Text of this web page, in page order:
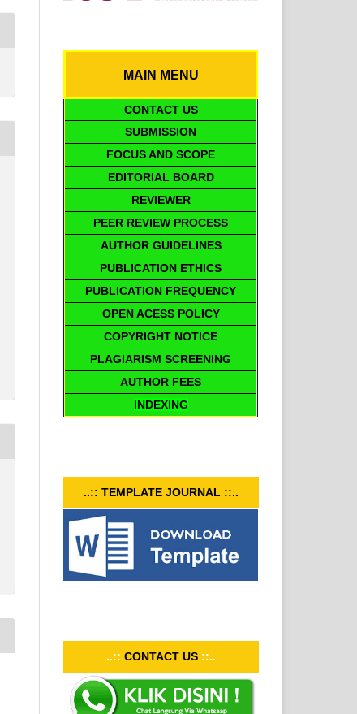
MAIN MENU
CONTACT US
SUBMISSION
FOCUS AND SCOPE
EDITORIAL BOARD
REVIEWER
PEER REVIEW PROCESS
AUTHOR GUIDELINES
PUBLICATION ETHICS
PUBLICATION FREQUENCY
OPEN ACESS POLICY
COPYRIGHT NOTICE
PLAGIARISM SCREENING
AUTHOR FEES
INDEXING
..:: TEMPLATE JOURNAL ::..
..:: CONTACT US ::..